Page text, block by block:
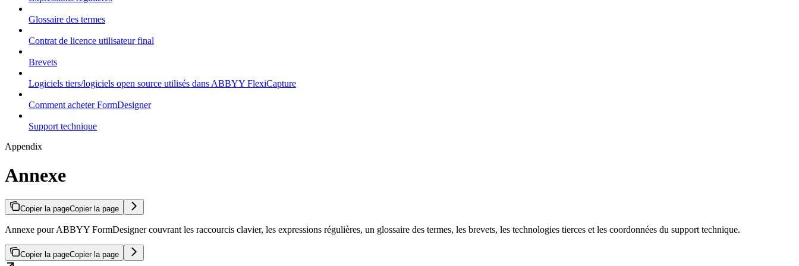
Glossaire des termes
Contrat de licence utilisateur final
Brevets
Logiciels tiers/logiciels open source utilisés dans ABBYY FlexiCapture
Comment acheter FormDesigner
Support technique
Appendix
Annexe
Copier la pageCopier la page
Annexe pour ABBYY FormDesigner couvrant les raccourcis clavier, les expressions régulières, un glossaire des termes, les brevets, les technologies tierces et les coordonnées du support technique.
Copier la pageCopier la page